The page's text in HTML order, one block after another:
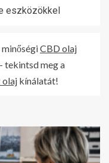
eszközökkel
CBD olaj
- tekintsd meg a
olaj kínálatát!